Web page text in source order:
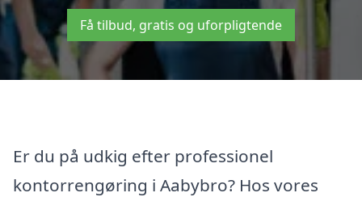
Få tilbud, gratis og uforpligtende
Er du på udkig efter professionel
kontorrengøring i Aabybro? Hos vores